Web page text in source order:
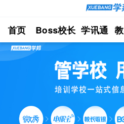
首页 Boss校长 学讯通